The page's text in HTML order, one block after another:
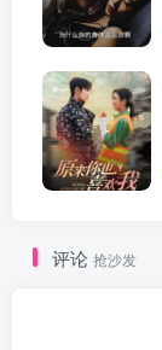
评论 抢沙发